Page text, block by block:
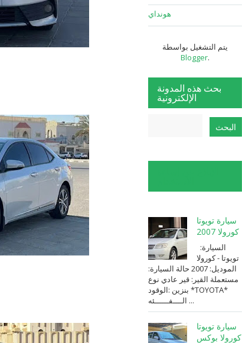
هونداي
يتم التشغيل بواسطة
Blogger.
بحث هذه المدونة
الإلكترونية
سيارة تويوتا
كورولا 2007
⁨تويوتا⁩ - ⁨كورولا⁩
الموديل: ⁨2007⁩ حالة السيارة:
⁨مستعملة⁩ القير: ⁨قير عادي⁩ نوع
الوقود: ⁨بنزين⁩ *TOYOTA*
الــــفــــــئه ...
سيارة تويوتا
كورولا بوكس